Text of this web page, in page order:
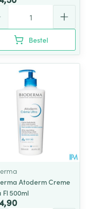
Bestel
Atoderm Creme
Fl 500ml